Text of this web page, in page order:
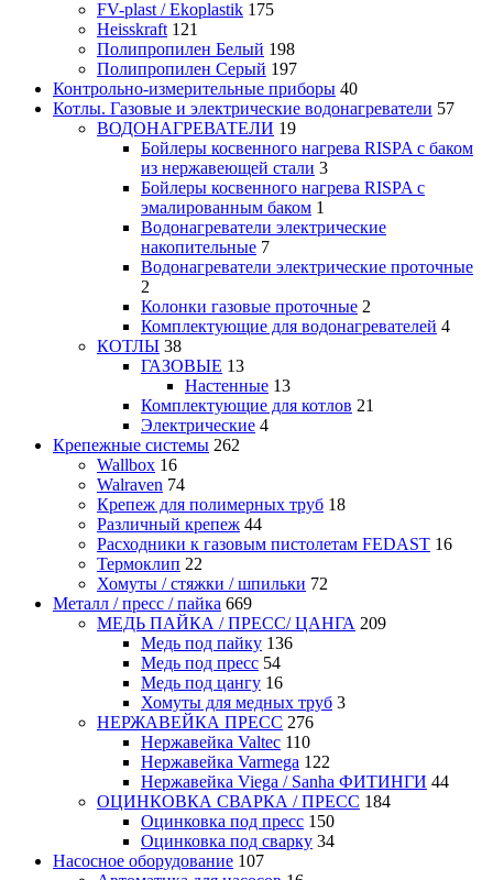
FV-plast / Ekoplastik 175
Heisskraft 121
Полипропилен Белый 198
Полипропилен Серый 197
Контрольно-измерительные приборы 40
Котлы. Газовые и электрические водонагреватели 57
ВОДОНАГРЕВАТЕЛИ 19
Бойлеры косвенного нагрева RISPA с баком
из нержавеющей стали 3
Бойлеры косвенного нагрева RISPA с
эмалированным баком 1
Водонагреватели электрические
накопительные 7
Водонагреватели электрические проточные
2
Колонки газовые проточные 2
Комплектующие для водонагревателей 4
КОТЛЫ 38
ГАЗОВЫЕ 13
Настенные 13
Комплектующие для котлов 21
Электрические 4
Крепежные системы 262
Wallbox 16
Walraven 74
Крепеж для полимерных труб 18
Различный крепеж 44
Расходники к газовым пистолетам FEDAST 16
Термоклип 22
Хомуты / стяжки / шпильки 72
Металл / пресс / пайка 669
МЕДЬ ПАЙКА / ПРЕСС/ ЦАНГА 209
Медь под пайку 136
Медь под пресс 54
Медь под цангу 16
Хомуты для медных труб 3
НЕРЖАВЕЙКА ПРЕСС 276
Нержавейка Valtec 110
Нержавейка Varmega 122
Нержавейка Viega / Sanha ФИТИНГИ 44
ОЦИНКОВКА СВАРКА / ПРЕСС 184
Оцинковка под пресс 150
Оцинковка под сварку 34
Насосное оборудование 107